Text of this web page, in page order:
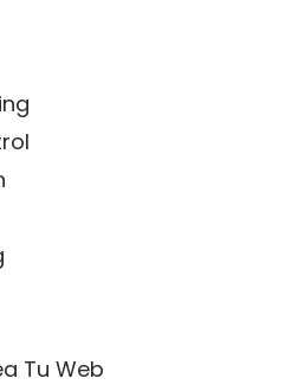
Tu Web